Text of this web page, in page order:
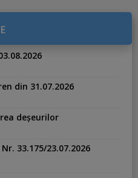
din 31.07.2026
deșeurilor
33.175/23.07.2026